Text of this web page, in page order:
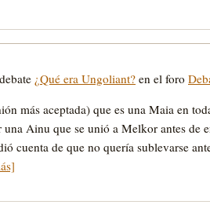
¿Qué era Ungoliant? en el foro
más aceptada) que es una Maia en
Ainu que se unió a Melkor antes de
cuenta de que no quería sublevarse